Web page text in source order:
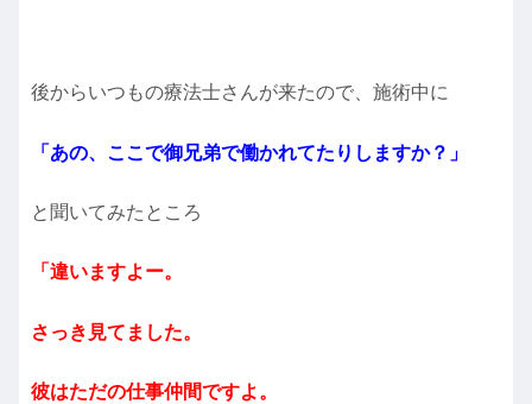
後からいつもの療法士さんが来たので、施術中に
「あの、ここで御兄弟で働かれてたりしますか？」
と聞いてみたところ
「違いますよー。
さっき見てました。
彼はただの仕事仲間ですよ。